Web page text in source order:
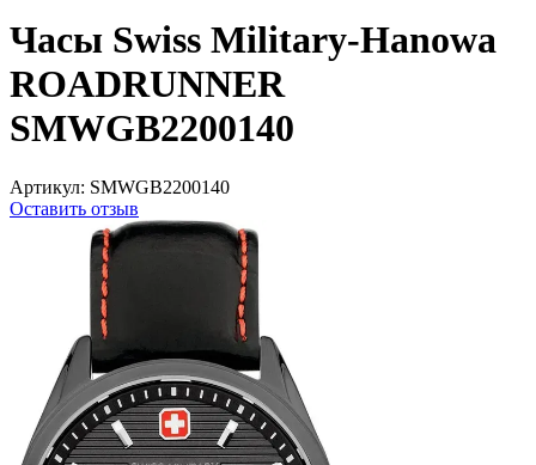
Часы Swiss Military-Hanowa
ROADRUNNER
SMWGB2200140
Артикул: SMWGB2200140
Оставить отзыв